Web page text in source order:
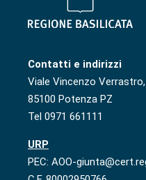
Contatti e indirizzi
Viale Vincenzo
85100 Potenza PZ
Tel 0971 661111
URP
PEC: AOO-